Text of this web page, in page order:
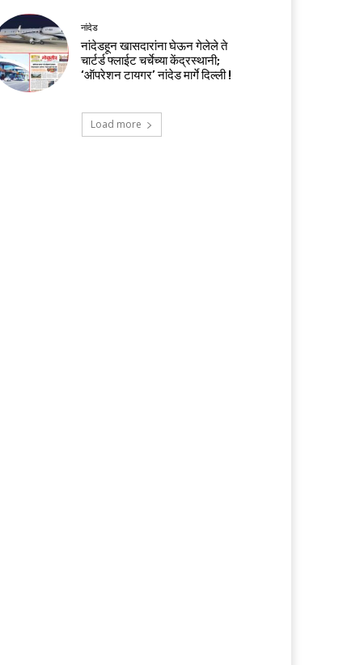
नांदेड
नांदेडहून खासदारांना घेऊन गेलेले ते
चार्टर्ड फ्लाईट चर्चेच्या केंद्रस्थानी;
‘ऑपरेशन टायगर’ नांदेड मार्गे दिल्ली !
Load more